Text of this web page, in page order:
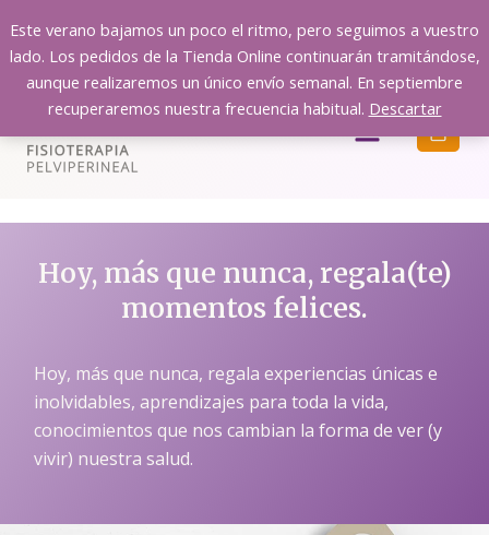
Este verano bajamos un poco el ritmo, pero seguimos a vuestro
lado. Los pedidos de la Tienda Online continuarán tramitándose,
aunque realizaremos un único envío semanal. En septiembre
recuperaremos nuestra frecuencia habitual. Descartar
contenido
Menú
Hoy, más que nunca, regala(te)
momentos felices.
Hoy, más que nunca, regala experiencias únicas e
inolvidables, aprendizajes para toda la vida,
conocimientos que nos cambian la forma de ver (y
vivir) nuestra salud.